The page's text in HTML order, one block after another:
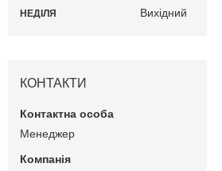
НЕДІЛЯ Вихідний
КОНТАКТИ
Менеджер